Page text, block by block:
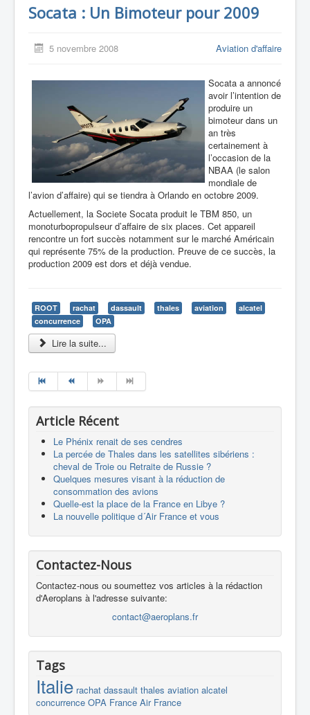
Socata : Un Bimoteur pour 2009
5 novembre 2008 Aviation d'affaire
Socata a annoncé
avoir l’intention de
produire un
bimoteur dans un
an très
certainement à
l’occasion de la
NBAA (le salon
mondiale de
l’avion d’affaire) qui se tiendra à Orlando en octobre 2009.
Actuellement, la Societe Socata produit le TBM 850, un
monoturbopropulseur d’affaire de six places. Cet appareil
rencontre un fort succès notamment sur le marché Américain
qui représente 75% de la production. Preuve de ce succès, la
production 2009 est dors et déjà vendue.
ROOT rachat dassault thales aviation
alcatel
concurrence
OPA
Lire la suite...
Article Récent
Le Phénix renait de ses cendres
La percée de Thales dans les satellites sibériens :
cheval de Troie ou Retraite de Russie ?
Quelques mesures visant à la réduction de
consommation des avions
Quelle-est la place de la France en Libye ?
La nouvelle politique d´Air France et vous
Contactez-Nous
Contactez-nous ou soumettez vos articles à la rédaction
d'Aeroplans à l'adresse suivante:
contact@aeroplans.fr
Tags
Italie rachat dassault thales aviation alcatel
concurrence OPA France Air France